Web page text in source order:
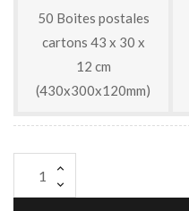
50 Boites postales
cartons 43 x 30 x
12 cm
(430x300x120mm)